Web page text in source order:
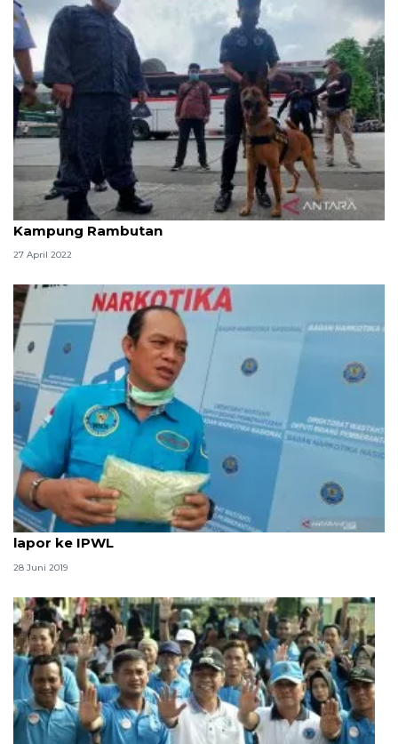
Tim K9 BNN periksa bawaan pemudik di Terminal
Kampung Rambutan
27 April 2022
BNN: Anak atau keluarga terpapar narkoba segera
lapor ke IPWL
28 Juni 2019